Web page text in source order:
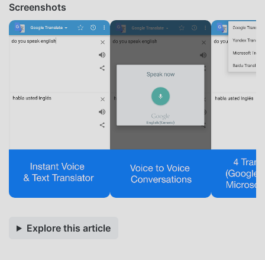
Screenshots
Explore this article